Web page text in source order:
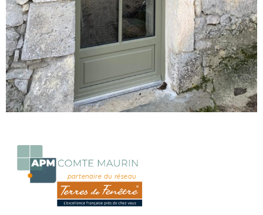
partenaire du réseau